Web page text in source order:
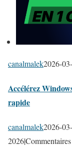
canalmalek2026-
Accélérez
rapide
canalmalek2026-
2026|